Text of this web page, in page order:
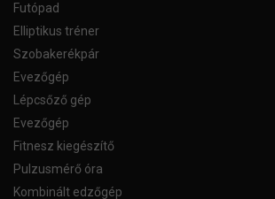
Futópad
Elliptikus tréner
Szobakerékpár
Evezőgép
Lépcsőző gép
Evezőgép
Fitnesz kiegészítő
Pulzusmérő óra
Kombinált edzőgép